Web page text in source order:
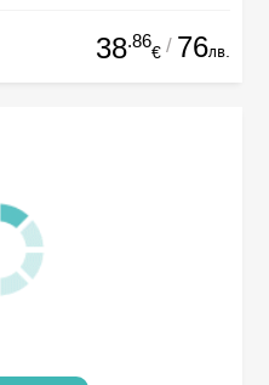
38.86
€ / 76лв.